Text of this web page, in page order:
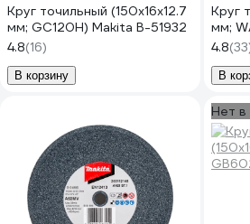
Круг точильный (150x16x12.7
мм; GC120H) Makita B-51932
4.8(16)
В корзину
Круг
мм;
4.8
В
Нет в